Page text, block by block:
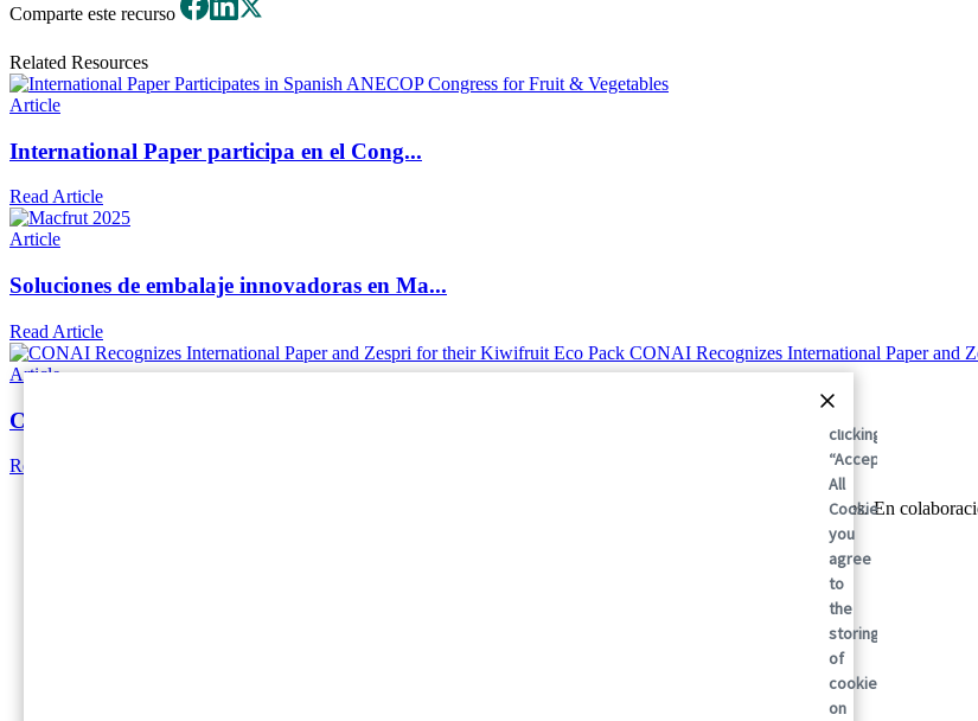
Comparte este recurso
Related Resources
Article
International Paper participa en el Cong...
Read Article
Article
Soluciones de embalaje innovadoras en Ma...
Read Article
Article
CONAI reconoce a International Paper y Z...
Read Article
International Paper (NYSE: IP; LSE: IPC) es el líder mundial en soluciones de embalaje sostenibles. En
By
clicking
“Accept
All
Cookies”,
you
agree
to
the
storing
of
cookies
on